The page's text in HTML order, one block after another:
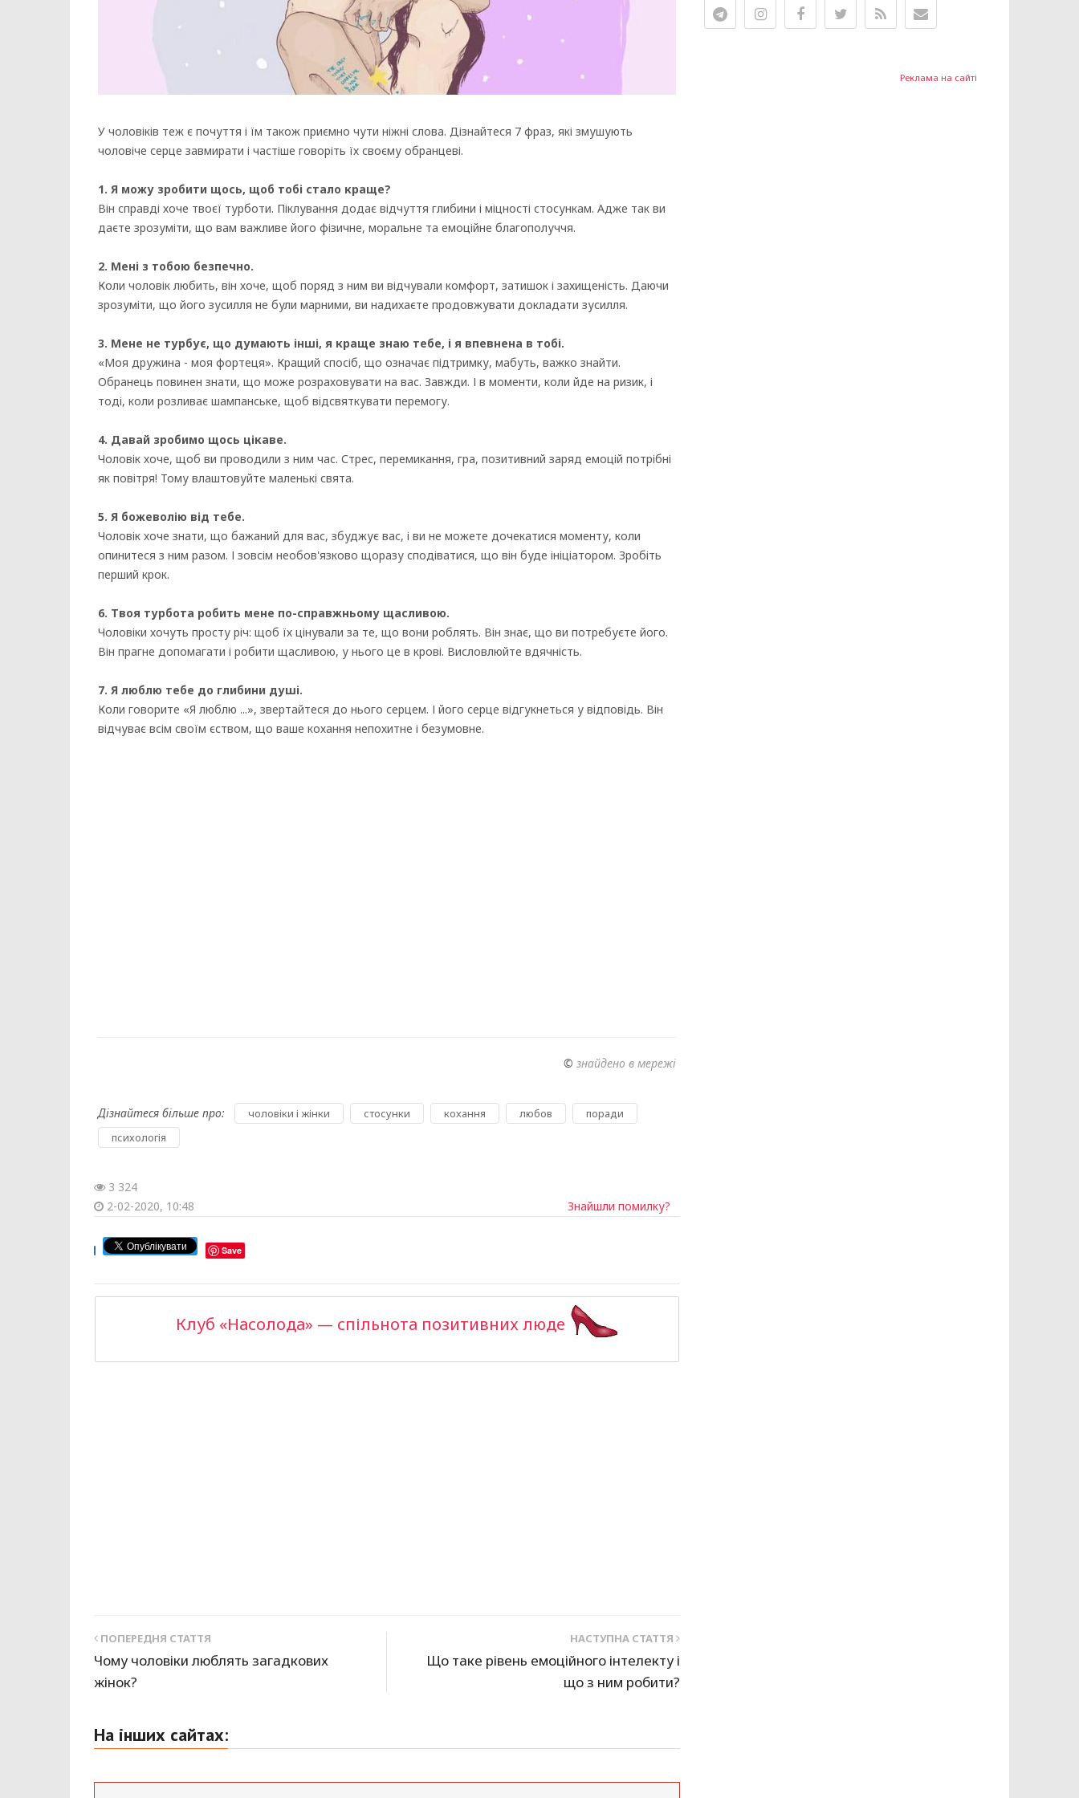
У чоловіків теж є почуття і їм також приємно чути ніжні слова. Дізнайтеся 7 фраз, які змушують
чоловіче серце завмирати і частіше говоріть їх своєму обранцеві.
1. Я можу зробити щось, щоб тобі стало краще?
Він справді хоче твоєї турботи. Піклування додає відчуття глибини і міцності стосункам. Адже так ви
даєте зрозуміти, що вам важливе його фізичне, моральне та емоційне благополуччя.
2. Мені з тобою безпечно.
Коли чоловік любить, він хоче, щоб поряд з ним ви відчували комфорт, затишок і захищеність. Даючи
зрозуміти, що його зусилля не були марними, ви надихаєте продовжувати докладати зусилля.
3. Мене не турбує, що думають інші, я краще знаю тебе, і я впевнена в тобі.
«Моя дружина - моя фортеця». Кращий спосіб, що означає підтримку, мабуть, важко знайти.
Обранець повинен знати, що може розраховувати на вас. Завжди. І в моменти, коли йде на ризик, і
тоді, коли розливає шампанське, щоб відсвяткувати перемогу.
4. Давай зробимо щось цікаве.
Чоловік хоче, щоб ви проводили з ним час. Стрес, перемикання, гра, позитивний заряд емоцій потрібні
як повітря! Тому влаштовуйте маленькі свята.
5. Я божеволію від тебе.
Чоловік хоче знати, що бажаний для вас, збуджує вас, і ви не можете дочекатися моменту, коли
опинитеся з ним разом. І зовсім необов'язково щоразу сподіватися, що він буде ініціатором. Зробіть
перший крок.
6. Твоя турбота робить мене по-справжньому щасливою.
Чоловіки хочуть просту річ: щоб їх цінували за те, що вони роблять. Він знає, що ви потребуєте його.
Він прагне допомагати і робити щасливою, у нього це в крові. Висловлюйте вдячність.
7. Я люблю тебе до глибини душі.
Коли говорите «Я люблю ...», звертайтеся до нього серцем. І його серце відгукнеться у відповідь. Він
відчуває всім своїм єством, що ваше кохання непохитне і безумовне.
© знайдено в мережі
Дізнайтеся більше про: чоловіки і жінки стосунки кохання любов поради
психологія
3 324
2-02-2020, 10:48
Знайшли помилку?
Save
Клуб «Насолода» — спільнота позитивних людей >>
ПОПЕРЕДНЯ СТАТТЯ
Чому чоловіки люблять загадкових
жінок?
НАСТУПНА СТАТТЯ
Що таке рівень емоційного інтелекту і
що з ним робити?
На інших сайтах:
Реклама на сайті